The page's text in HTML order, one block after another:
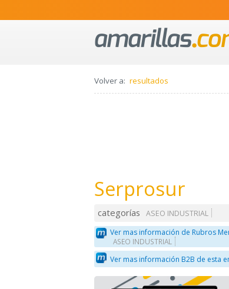
Volver a: resultados
Serprosur
categorías
ASEO INDUSTRIAL
Ver mas información de Rubros
ASEO INDUSTRIAL
Ver mas información B2B de esta